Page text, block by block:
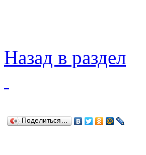
Назад в раздел
Поделиться…